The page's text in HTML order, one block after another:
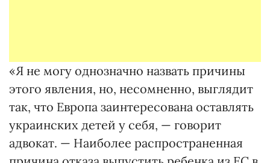
«Я не могу однозначно назвать причины
этого явления, но, несомненно, выглядит
так, что Европа заинтересована оставлять
украинских детей у себя, — говорит
адвокат. — Наиболее распространенная